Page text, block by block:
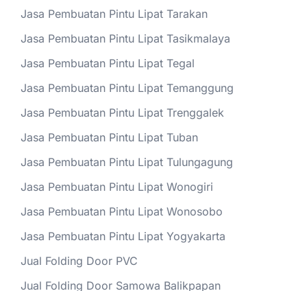
Jasa Pembuatan Pintu Lipat Tarakan
Jasa Pembuatan Pintu Lipat Tasikmalaya
Jasa Pembuatan Pintu Lipat Tegal
Jasa Pembuatan Pintu Lipat Temanggung
Jasa Pembuatan Pintu Lipat Trenggalek
Jasa Pembuatan Pintu Lipat Tuban
Jasa Pembuatan Pintu Lipat Tulungagung
Jasa Pembuatan Pintu Lipat Wonogiri
Jasa Pembuatan Pintu Lipat Wonosobo
Jasa Pembuatan Pintu Lipat Yogyakarta
Jual Folding Door PVC
Jual Folding Door Samowa Balikpapan